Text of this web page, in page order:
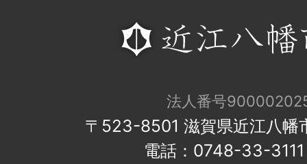
法人番号
〒523-8501 滋賀県近江八幡
電話：0748-33-